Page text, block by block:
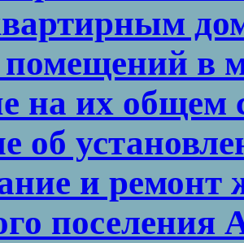
в
на их общем
об
и